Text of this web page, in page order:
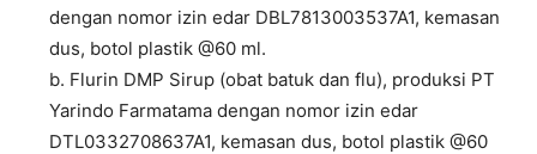
dengan nomor izin edar DBL7813003537A1, kemasan
dus, botol plastik @60 ml.
b. Flurin DMP Sirup (obat batuk dan flu), produksi PT
Yarindo Farmatama dengan nomor izin edar
DTL0332708637A1, kemasan dus, botol plastik @60